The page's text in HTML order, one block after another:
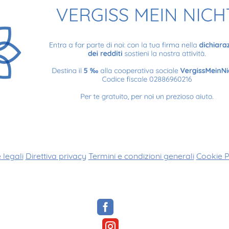
legali Direttiva privacy Termini e condizioni generali Cookie
